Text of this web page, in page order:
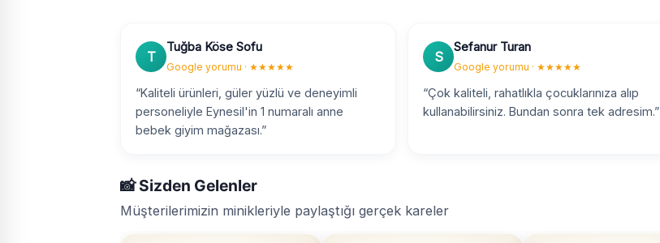
T
Tuğba Köse Sofu
Google yorumu · ★★★★★
“Kaliteli ürünleri, güler yüzlü ve deneyimli
personeliyle Eynesil'in 1 numaralı anne
bebek giyim mağazası.”
S
Sefanur Turan
Google yorumu · ★★★★★
“Çok kaliteli, rahatlıkla çocuklarınıza alıp
kullanabilirsiniz. Bundan sonra tek adresim.”
📸 Sizden Gelenler
Müşterilerimizin minikleriyle paylaştığı gerçek kareler